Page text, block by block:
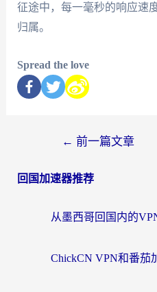
征途中，每一毫秒的响应速
归属。
Spread the love
← 前一篇文章
回国加速器推荐